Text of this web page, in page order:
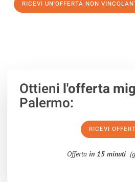
RICEVI UN'OFFERTA NON
Ottieni l'offerta
Palermo:
RICEVI
Offerta in 15 minuti